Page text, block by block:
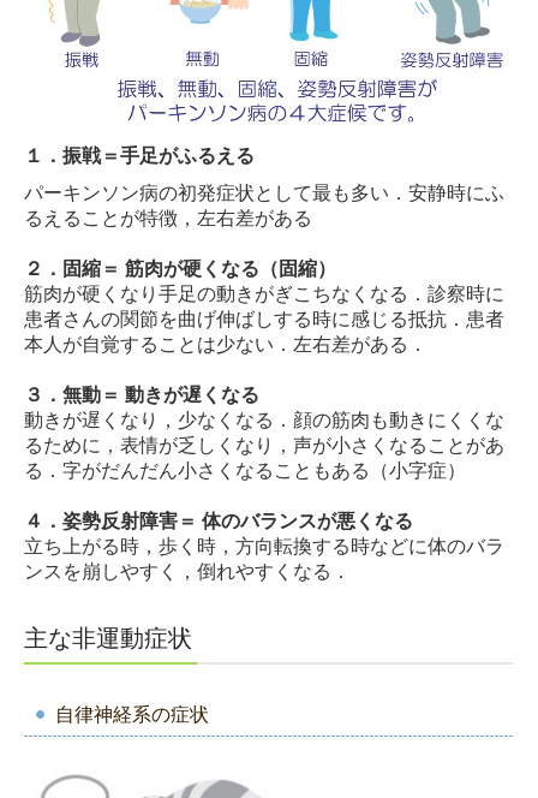
１．振戦＝手足がふるえる
パーキンソン病の初発症状として最も多い．安静時にふ
るえることが特徴，左右差がある
２．固縮＝ 筋肉が硬くなる（固縮）
筋肉が硬くなり手足の動きがぎこちなくなる．診察時に
患者さんの関節を曲げ伸ばしする時に感じる抵抗．患者
本人が自覚することは少ない．左右差がある．
３．無動＝ 動きが遅くなる
動きが遅くなり，少なくなる．顔の筋肉も動きにくくな
るために，表情が乏しくなり，声が小さくなることがあ
る．字がだんだん小さくなることもある（小字症）
４．姿勢反射障害＝ 体のバランスが悪くなる
立ち上がる時，歩く時，方向転換する時などに体のバラ
ンスを崩しやすく，倒れやすくなる．
主な非運動症状
自律神経系の症状